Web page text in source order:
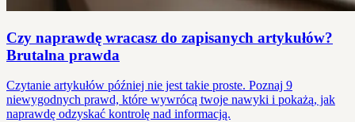
Czy naprawdę wracasz do zapisanych artykułów?
Brutalna prawda
Czytanie artykułów później nie jest takie proste. Poznaj 9
niewygodnych prawd, które wywrócą twoje nawyki i pokażą, jak
naprawdę odzyskać kontrolę nad informacją.